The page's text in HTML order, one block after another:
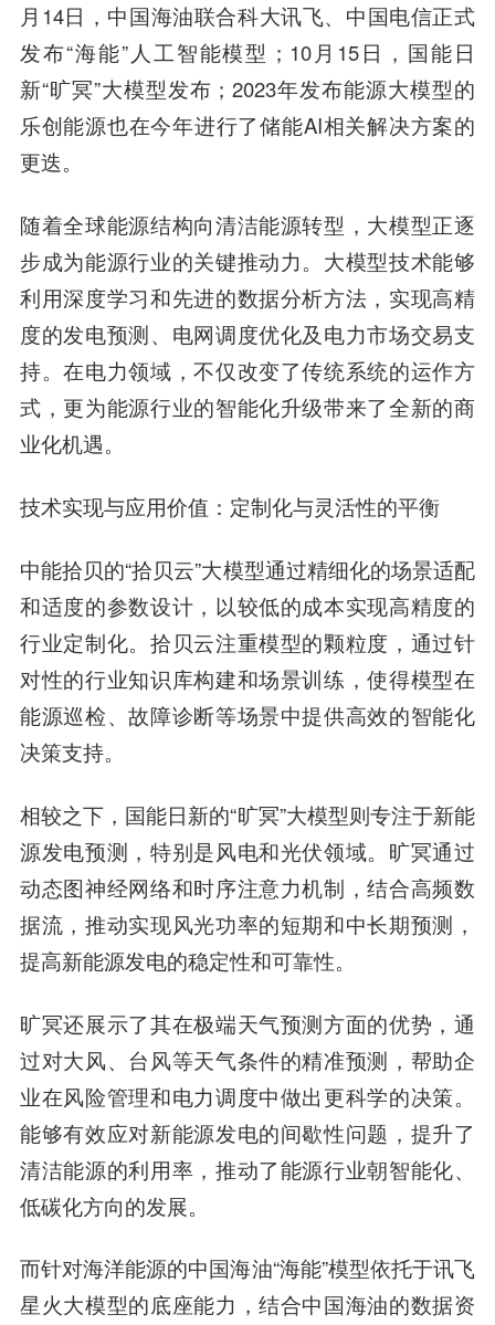
月14日，中国海油联合科大讯飞、中国电信正式
发布“海能”人工智能模型；10月15日，国能日
新“旷冥”大模型发布；2023年发布能源大模型的
乐创能源也在今年进行了储能AI相关解决方案的
更迭。
随着全球能源结构向清洁能源转型，大模型正逐
步成为能源行业的关键推动力。大模型技术能够
利用深度学习和先进的数据分析方法，实现高精
度的发电预测、电网调度优化及电力市场交易支
持。在电力领域，不仅改变了传统系统的运作方
式，更为能源行业的智能化升级带来了全新的商
业化机遇。
技术实现与应用价值：定制化与灵活性的平衡
中能拾贝的“拾贝云”大模型通过精细化的场景适配
和适度的参数设计，以较低的成本实现高精度的
行业定制化。拾贝云注重模型的颗粒度，通过针
对性的行业知识库构建和场景训练，使得模型在
能源巡检、故障诊断等场景中提供高效的智能化
决策支持。
相较之下，国能日新的“旷冥”大模型则专注于新能
源发电预测，特别是风电和光伏领域。旷冥通过
动态图神经网络和时序注意力机制，结合高频数
据流，推动实现风光功率的短期和中长期预测，
提高新能源发电的稳定性和可靠性。
旷冥还展示了其在极端天气预测方面的优势，通
过对大风、台风等天气条件的精准预测，帮助企
业在风险管理和电力调度中做出更科学的决策。
能够有效应对新能源发电的间歇性问题，提升了
清洁能源的利用率，推动了能源行业朝智能化、
低碳化方向的发展。
而针对海洋能源的中国海油“海能”模型依托于讯飞
星火大模型的底座能力，结合中国海油的数据资